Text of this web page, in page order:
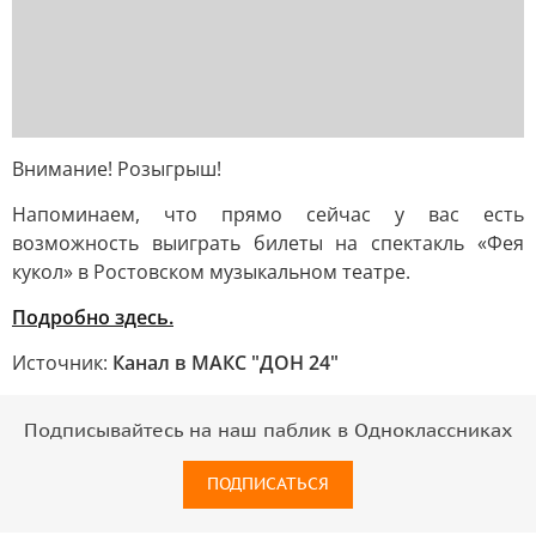
Внимание! Розыгрыш!
Напоминаем, что прямо сейчас у вас есть
возможность выиграть билеты на спектакль «Фея
кукол» в Ростовском музыкальном театре.
Подробно здесь.
Источник: Канал в МАКС "ДОН 24"
Подписывайтесь на наш паблик в Одноклассниках
ПОДПИСАТЬСЯ